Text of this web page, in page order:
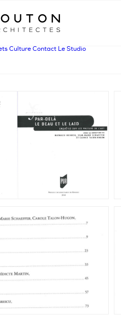
Culture Contact Le Studio